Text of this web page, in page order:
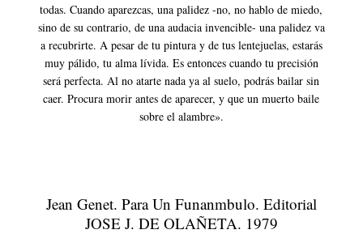
todas. Cuando aparezcas, una palidez -no, no hablo de miedo,
sino de su contrario, de una audacia invencible- una palidez va
a recubrirte. A pesar de tu pintura y de tus lentejuelas, estarás
muy pálido, tu alma lívida. Es entonces cuando tu precisión
será perfecta. Al no atarte nada ya al suelo, podrás bailar sin
caer. Procura morir antes de aparecer, y que un muerto baile
sobre el alambre».
Jean Genet. Para Un Funanmbulo. Editorial
JOSE J. DE OLAÑETA. 1979